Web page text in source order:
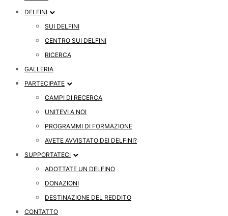
DELFINI
SUI DELFINI
CENTRO SUI DELFINI
RICERCA
GALLERIA
PARTECIPATE
CAMPI DI RECERCA
UNITEVI A NOI
PROGRAMMI DI FORMAZIONE
AVETE AVVISTATO DEI DELFINI?
SUPPORTATECI
ADOTTATE UN DELFINO
DONAZIONI
DESTINAZIONE DEL REDDITO
CONTATTO